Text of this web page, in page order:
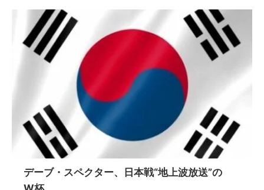
デーブ・スペクター、日本戦“地上波放送”の